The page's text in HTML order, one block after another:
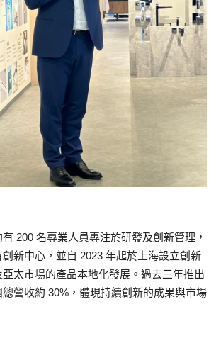
200 名專業人員專注於研發及創新管理，
新中心，並自 2023 年起於上海設立創新
太市場的產品本地化發展。過去三年推出
營收約 30%，體現持續創新的成果與市場